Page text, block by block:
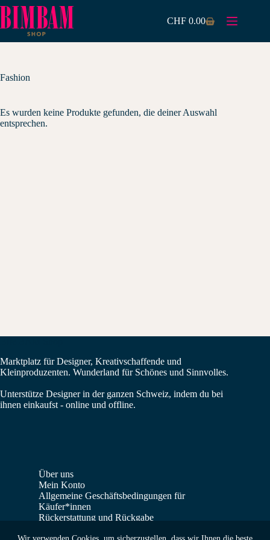
Zum
Inhalt
springen
Warenkorb
CHF 0.00
Fashion
Es wurden keine Produkte gefunden, die deiner Auswahl
entsprechen.
Marktplatz für Designer, Kreativschaffende und
Kleinproduzenten. Wunderland für Schönes und Sinnvolles.
Unterstütze Designer in der ganzen Schweiz, indem du bei
ihnen einkaufst - online und offline.
Über uns
Mein Konto
Allgemeine Geschäftsbedingungen für
Käufer*innen
Rückerstattung und Rückgabe